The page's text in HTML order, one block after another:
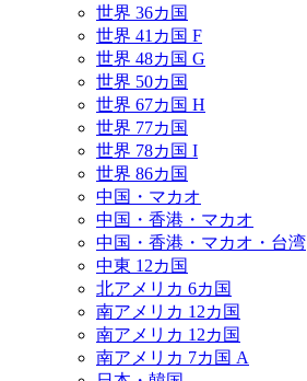
世界 36カ国
世界 41カ国 F
世界 48カ国 G
世界 50カ国
世界 67カ国 H
世界 77カ国
世界 78カ国 I
世界 86カ国
中国・マカオ
中国・香港・マカオ
中国・香港・マカオ・台湾
中東 12カ国
北アメリカ 6カ国
南アメリカ 12カ国
南アメリカ 12カ国
南アメリカ 7カ国 A